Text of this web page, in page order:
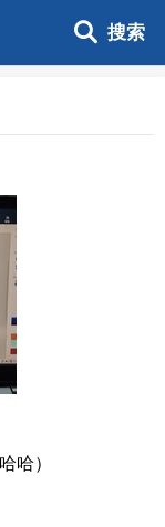
搜索
哈）